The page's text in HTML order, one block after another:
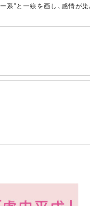
系”と一線を画し、感情